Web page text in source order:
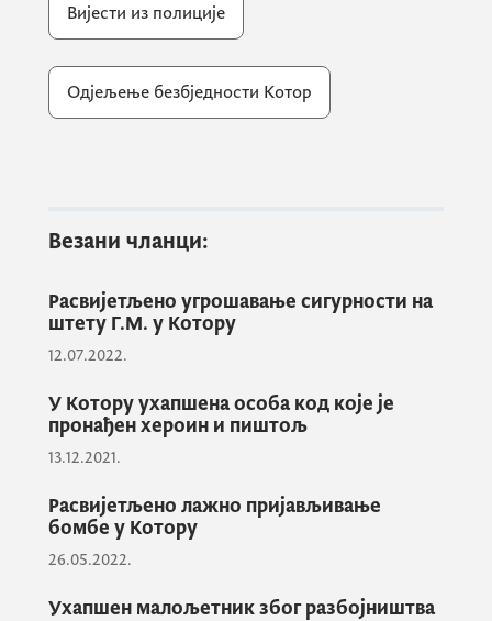
У истом објекту током рације код два лица
су пронађени наркотици. Полицијски
службеници су контролом Ј.Ч. (38) из
Котора пронашли по паковање кокаина и
тужилац у Вишем државном тужилаштву у
Подгорици који је наложио да му се
предмет у вези Ј.Ч. достави на оцјену и
мишљење а да у радњамаM.W.S.нема
елемената кривичног дјела. Полиција је
против М.W.С. поднијела прекршајну
Закона о спречавању злоупотреба дрога.
Такође, 10. септембра полиција у Котору
Вијести из полиције
Одјељење безбједности Котор
Везани чланци:
Расвијетљено угрошавање сигурности на
штету Г.М. у Котору
12.07.2022.
У Котору ухапшена особа код које је
пронађен хероин и пиштољ
13.12.2021.
Расвијетљено лажно пријављивање
бомбе у Котору
26.05.2022.
Ухапшен малољетник због разбојништва